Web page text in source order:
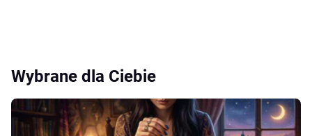
Wybrane dla Ciebie